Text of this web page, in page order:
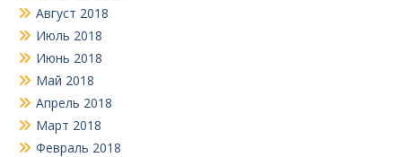
Август 2018
Июль 2018
Июнь 2018
Май 2018
Апрель 2018
Март 2018
Февраль 2018